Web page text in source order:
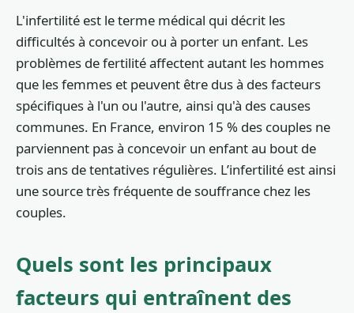
L'infertilité est le terme médical qui décrit les
difficultés à concevoir ou à porter un enfant. Les
problèmes de fertilité affectent autant les hommes
que les femmes et peuvent être dus à des facteurs
spécifiques à l'un ou l'autre, ainsi qu'à des causes
communes. En France, environ 15 % des couples ne
parviennent pas à concevoir un enfant au bout de
trois ans de tentatives régulières. L’infertilité est ainsi
une source très fréquente de souffrance chez les
couples.
Quels sont les principaux
facteurs qui entraînent des